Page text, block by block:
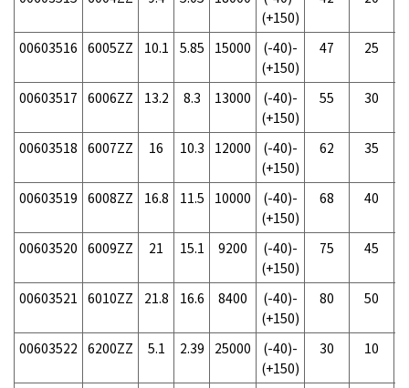
(+150)
00603516 6005ZZ 10.1 5.85 15000
(-40)-
(+150)
47 25
00603517 6006ZZ 13.2 8.3 13000
(-40)-
(+150)
55 30
00603518 6007ZZ 16 10.3 12000
(-40)-
(+150)
62 35
00603519 6008ZZ 16.8 11.5 10000
(-40)-
(+150)
68 40
00603520 6009ZZ 21 15.1 9200
(-40)-
(+150)
75 45
00603521 6010ZZ 21.8 16.6 8400
(-40)-
(+150)
80 50
00603522 6200ZZ 5.1 2.39 25000
(-40)-
(+150)
30 10